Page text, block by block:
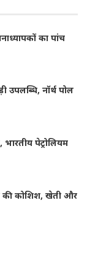
का पांच
उपलब्धि, नॉर्थ पोल
पेट्रोलियम
कोशिश, खेती और